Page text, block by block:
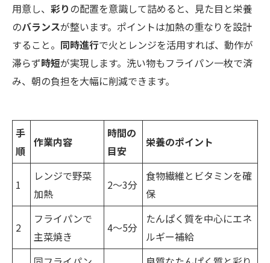
用意し、 彩りの配置を意識して詰めると、見た目と栄養
のバランスが整います。ポイントは加熱の重なりを設計
すること。 同時進行で火とレンジを活用すれば、動作が
滞らず時短が実現します。洗い物もフライパン一枚で済
み、朝の負担を大幅に削減できます。
手
順
作業内容
時間の
目安
栄養のポイント
1
レンジで野菜
加熱
2～3分
食物繊維とビタミンを確
保
2
フライパンで
主菜焼き
4～5分
たんぱく質を中心にエネ
ルギー補給